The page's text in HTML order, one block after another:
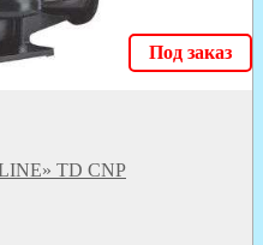
Под заказ
TD CNP